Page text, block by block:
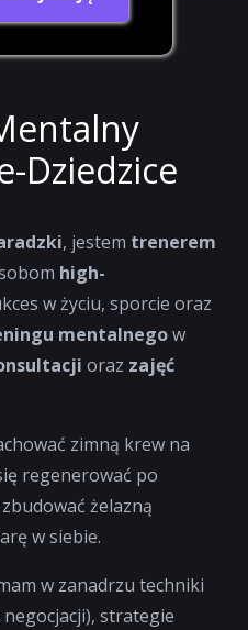
Dziedzice
, jestem trenerem
high-
w życiu, sporcie oraz
mentalnegow
oraz zajęć
zimną krew na
regenerować po
żelazną
w siebie.
w zanadrzu techniki
strategie